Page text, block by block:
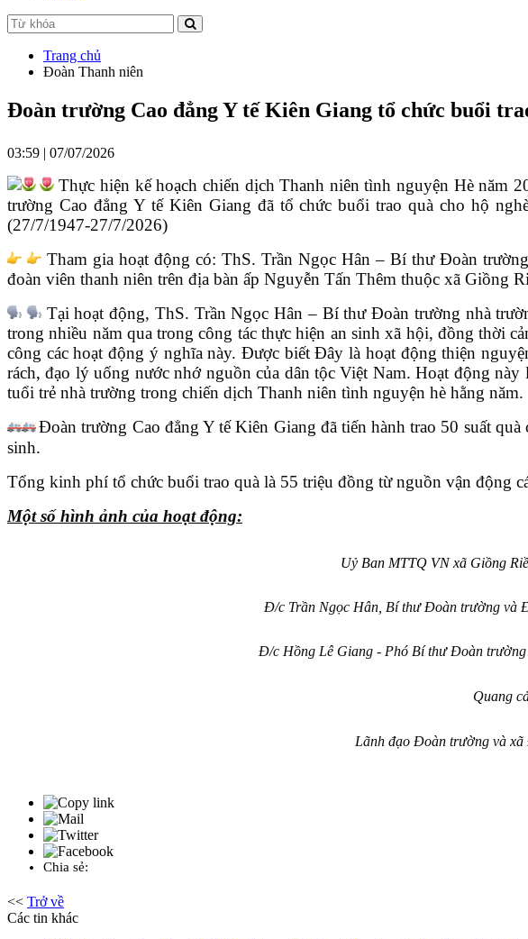
Trang chủ
Đoàn Thanh niên
Đoàn trường Cao đẳng Y tế Kiên Giang tổ chức buổi
03:59 | 07/07/2026
Thực hiện kế hoạch chiến dịch Thanh niên tình nguyện Hè năm
trường Cao đẳng Y tế Kiên Giang đã tổ chức buổi trao quà cho hộ
(27/7/1947-27/7/2026)
Tham gia hoạt động có: ThS. Trần Ngọc Hân – Bí thư Đoàn
đoàn viên thanh niên trên địa bàn ấp Nguyễn Tấn Thêm thuộc xã Giồng
Tại hoạt động, ThS. Trần Ngọc Hân – Bí thư Đoàn trường nhà
trong nhiều năm qua trong công tác thực hiện an sinh xã hội, đồng thời
công các hoạt động ý nghĩa này. Được biết Đây là hoạt động thiện
rách, đạo lý uống nước nhớ nguồn của dân tộc Việt Nam. Hoạt động
tuổi trẻ nhà trường trong chiến dịch Thanh niên tình nguyện hè hằng năm.
Đoàn trường Cao đẳng Y tế Kiên Giang đã tiến hành trao 50 suất
sinh.
Tổng kinh phí tổ chức buổi trao quà là 55 triệu đồng từ nguồn vận động
Một số hình ảnh của hoạt động:
Uỷ Ban MTTQ VN xã Giồng
Đ/c Trần Ngọc Hân, Bí thư Đoàn trường và
Đ/c Hồng Lê Giang - Phó Bí thư Đoàn trường
Quang
Lãnh đạo Đoàn trường và xã
Chia sẻ:
<< Trở về
Các tin khác